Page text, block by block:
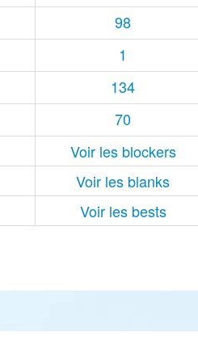
98
1
134
70
Voir les blockers
Voir les blanks
Voir les bests